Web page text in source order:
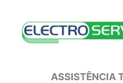
ASSISTÊNCIA